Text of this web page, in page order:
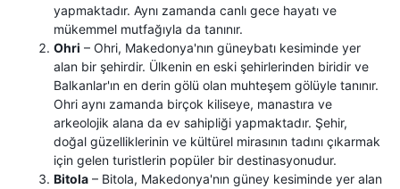
yapmaktadır. Aynı zamanda canlı gece hayatı ve
mükemmel mutfağıyla da tanınır.
Ohri – Ohri, Makedonya'nın güneybatı kesiminde yer
alan bir şehirdir. Ülkenin en eski şehirlerinden biridir ve
Balkanlar'ın en derin gölü olan muhteşem gölüyle tanınır.
Ohri aynı zamanda birçok kiliseye, manastıra ve
arkeolojik alana da ev sahipliği yapmaktadır. Şehir,
doğal güzelliklerinin ve kültürel mirasının tadını çıkarmak
için gelen turistlerin popüler bir destinasyonudur.
Bitola – Bitola, Makedonya'nın güney kesiminde yer alan